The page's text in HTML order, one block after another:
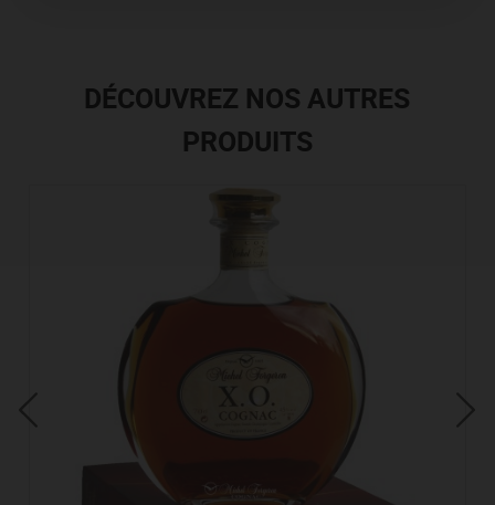
DÉCOUVREZ NOS AUTRES
PRODUITS